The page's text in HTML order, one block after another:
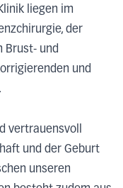
liegen im
der
Brust- und
und
vertrauensvoll
und der Geburt
unseren